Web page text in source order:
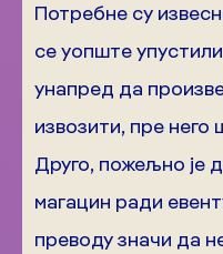
Потребне су
се уопште
унапред да
извозити, пре него
Друго, пожељно је
магацин ради
преводу значи да